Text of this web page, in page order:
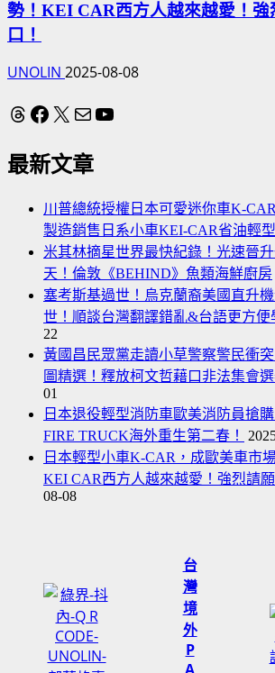
勢！KEI CAR西方人越來越愛！強
口！
UNOLIN 2025-08-08
Threads
Facebook
X 電子郵件YouTube
最新文章
川普總統授權日本可愛迷你車K-
製造銷售日系小車KEI-CAR省油輕型
米其林摘星世界最快紀錄！光速晉
天！倫敦《BEHIND》魚類海鮮廚房
塞考斯基過世！烏克蘭裔美國直升
世！順談台灣翻譯錯亂&台語更方便
22
黃國昌民眾黨走讀小草警察警民衝
圖精選！釋放柯文哲藉口非法集會選
01
日本退役輕型消防車歐美消防員搶
FIRE TRUCK海外重生第二春！
日本輕型小車K-CAR，成歐美車市
KEI CAR西方人越來越愛！強烈請願
08-08
台
灣
境
外
P